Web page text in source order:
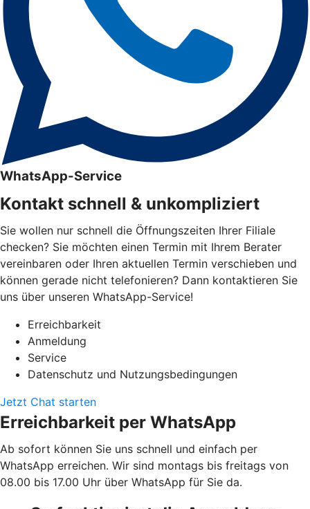
WhatsApp-Service
Kontakt schnell & unkompliziert
Sie wollen nur schnell die Öffnungszeiten Ihrer Filiale
checken? Sie möchten einen Termin mit Ihrem Berater
vereinbaren oder Ihren aktuellen Termin verschieben und
können gerade nicht telefonieren? Dann kontaktieren Sie
uns über unseren WhatsApp-Service!
Erreichbarkeit
Anmeldung
Service
Datenschutz und Nutzungsbedingungen
Jetzt Chat starten
Erreichbarkeit per WhatsApp
Ab sofort können Sie uns schnell und einfach per
WhatsApp erreichen. Wir sind montags bis freitags von
08.00 bis 17.00 Uhr über WhatsApp für Sie da.